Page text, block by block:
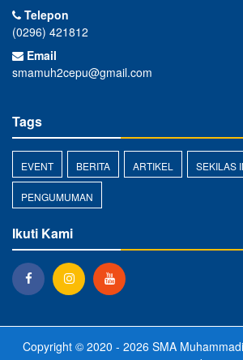
Telepon
(0296) 421812
Email
smamuh2cepu@gmail.com
Tags
EVENT BERITA ARTIKEL SEKILAS
PENGUMUMAN
Ikuti Kami
Copyright © 2020 - 2026 SMA